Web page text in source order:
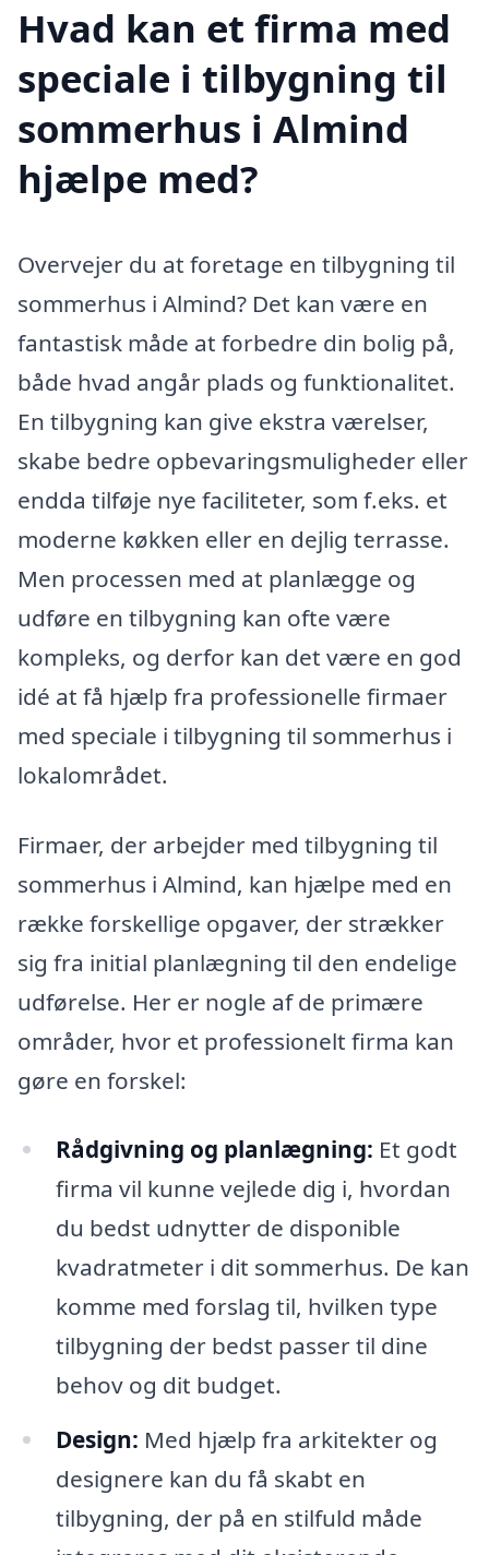
Hvad kan et firma med
speciale i tilbygning til
sommerhus i Almind
hjælpe med?
Overvejer du at foretage en tilbygning til
sommerhus i Almind? Det kan være en
fantastisk måde at forbedre din bolig på,
både hvad angår plads og funktionalitet.
En tilbygning kan give ekstra værelser,
skabe bedre opbevaringsmuligheder eller
endda tilføje nye faciliteter, som f.eks. et
moderne køkken eller en dejlig terrasse.
Men processen med at planlægge og
udføre en tilbygning kan ofte være
kompleks, og derfor kan det være en god
idé at få hjælp fra professionelle firmaer
med speciale i tilbygning til sommerhus i
lokalområdet.
Firmaer, der arbejder med tilbygning til
sommerhus i Almind, kan hjælpe med en
række forskellige opgaver, der strækker
sig fra initial planlægning til den endelige
udførelse. Her er nogle af de primære
områder, hvor et professionelt firma kan
gøre en forskel:
Rådgivning og planlægning: Et godt
firma vil kunne vejlede dig i, hvordan
du bedst udnytter de disponible
kvadratmeter i dit sommerhus. De kan
komme med forslag til, hvilken type
tilbygning der bedst passer til dine
behov og dit budget.
Design: Med hjælp fra arkitekter og
designere kan du få skabt en
tilbygning, der på en stilfuld måde